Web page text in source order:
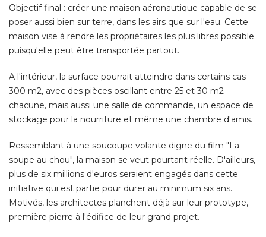
Objectif final : créer une maison aéronautique capable de se
poser aussi bien sur terre, dans les airs que sur l'eau. Cette
maison vise à rendre les propriétaires les plus libres possible
puisqu'elle peut être transportée partout.
A l'intérieur, la surface pourrait atteindre dans certains cas
300 m2, avec des pièces oscillant entre 25 et 30 m2
chacune, mais aussi une salle de commande, un espace de
stockage pour la nourriture et même une chambre d'amis.
Ressemblant à une soucoupe volante digne du film "La
soupe au chou", la maison se veut pourtant réelle. D'ailleurs,
plus de six millions d'euros seraient engagés dans cette
initiative qui est partie pour durer au minimum six ans.
Motivés, les architectes planchent déjà sur leur prototype,
première pierre à l'édifice de leur grand projet.